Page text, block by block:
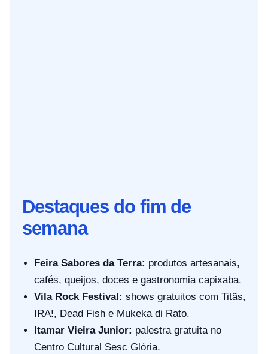
Destaques do fim de
semana
Feira Sabores da Terra: produtos artesanais,
cafés, queijos, doces e gastronomia capixaba.
Vila Rock Festival: shows gratuitos com Titãs,
IRA!, Dead Fish e Mukeka di Rato.
Itamar Vieira Junior: palestra gratuita no
Centro Cultural Sesc Glória.